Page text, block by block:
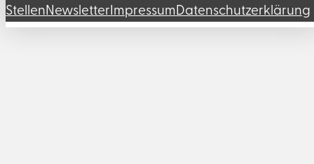
StellenNewsletterImpressumDatenschutzerklärung